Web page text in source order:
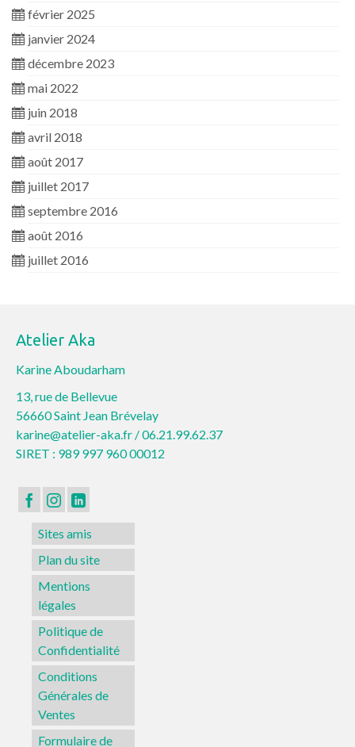
février 2025
janvier 2024
décembre 2023
mai 2022
juin 2018
avril 2018
août 2017
juillet 2017
septembre 2016
août 2016
juillet 2016
Atelier Aka
Karine Aboudarham
13, rue de Bellevue
56660 Saint Jean Brévelay
karine@atelier-aka.fr /06.21.99.62.37
SIRET : 989 997 960 00012
Sites amis
Plan du site
Mentions
légales
Politique de
Confidentialité
Conditions
Générales de
Ventes
Formulaire de